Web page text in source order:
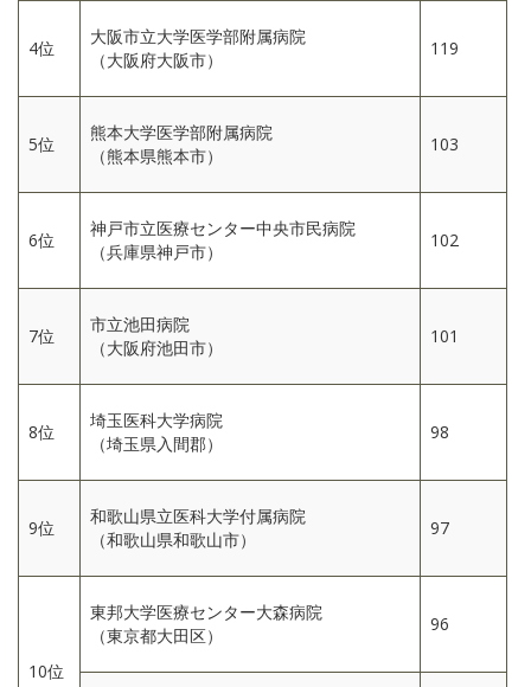
4位
大阪市立大学医学部附属病院
（大阪府大阪市）
119
5位
熊本大学医学部附属病院
（熊本県熊本市）
103
6位
神戸市立医療センター中央市民病院
（兵庫県神戸市）
102
7位
市立池田病院
（大阪府池田市）
101
8位
埼玉医科大学病院
（埼玉県入間郡）
98
9位
和歌山県立医科大学付属病院
（和歌山県和歌山市）
97
10位
東邦大学医療センター大森病院
（東京都大田区）
96